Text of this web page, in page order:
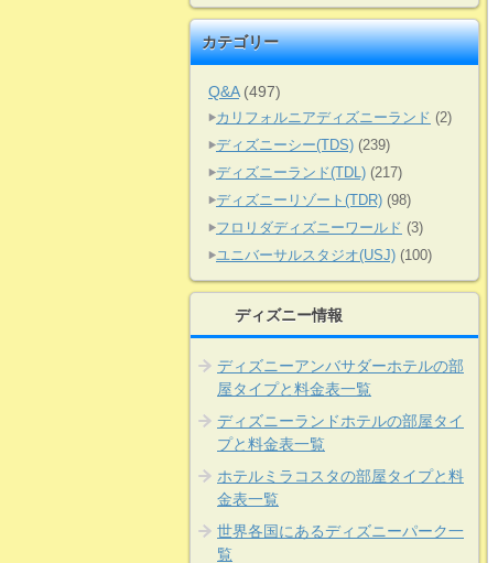
カテゴリー
Q&A(497)
カリフォルニアディズニーランド (2)
ディズニーシー(TDS) (239)
ディズニーランド(TDL) (217)
ディズニーリゾート(TDR) (98)
フロリダディズニーワールド (3)
ユニバーサルスタジオ(USJ) (100)
ディズニー情報
ディズニーアンバサダーホテルの部
屋タイプと料金表一覧
ディズニーランドホテルの部屋タイ
プと料金表一覧
ホテルミラコスタの部屋タイプと料
金表一覧
世界各国にあるディズニーパーク一
覧